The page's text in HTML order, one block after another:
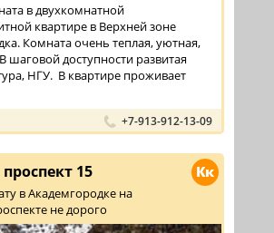
в двухкомнатной
квартире в Верхней зоне
Комната очень теплая, уютная,
шаговой доступности развитая
НГУ. В квартире проживает
+7-913-912-13-09
Кк
15
в Академгородке на
не дорого